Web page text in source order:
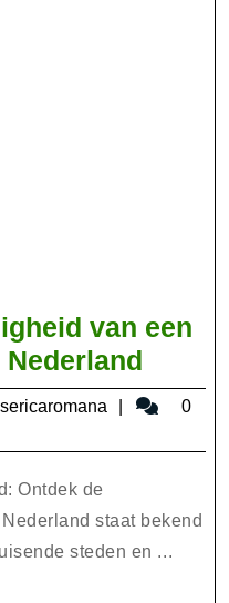
van een
de
van
Weg
0
Ontdek de
staat bekend
steden en ...